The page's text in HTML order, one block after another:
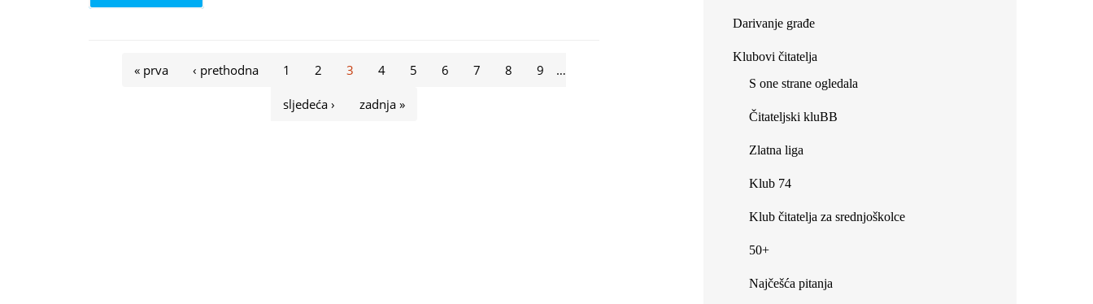
Stranice
« prva ‹ prethodna 1 2 3 4 5 6 7 8 9 …
sljedeća › zadnja »
Darivanje građe
Klubovi čitatelja
S one strane ogledala
Čitateljski kluBB
Zlatna liga
Klub 74
Klub čitatelja za srednjoškolce
50+
Najčešća pitanja